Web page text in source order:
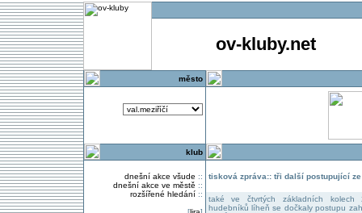
ov-kluby.net
město
klub
dnešní akce všude ::
dnešní akce ve městě ::
rozšířené hledání::
tisková zpráva:: tři další postupující
také ve čtvrtých základních kolech
hudebníků líheň se dočkaly postupu